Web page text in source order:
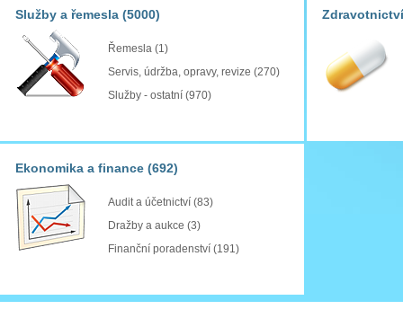
Služby a řemesla (5000)
Řemesla(1)
Servis, údržba, opravy, revize(270)
Služby - ostatní(970)
Ekonomika a finance (692)
Audit a účetnictví(83)
Dražby a aukce(3)
Finanční poradenství(191)